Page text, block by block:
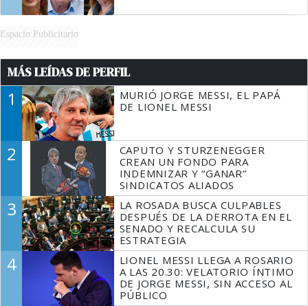
Espacio Publicitario
MÁS LEÍDAS DE PERFIL
1
MURIÓ JORGE MESSI, EL PAPÁ
DE LIONEL MESSI
2
CAPUTO Y STURZENEGGER
CREAN UN FONDO PARA
INDEMNIZAR Y “GANAR”
SINDICATOS ALIADOS
3
LA ROSADA BUSCA CULPABLES
DESPUÉS DE LA DERROTA EN EL
SENADO Y RECALCULA SU
ESTRATEGIA
4
LIONEL MESSI LLEGA A ROSARIO
A LAS 20.30: VELATORIO ÍNTIMO
DE JORGE MESSI, SIN ACCESO AL
PÚBLICO